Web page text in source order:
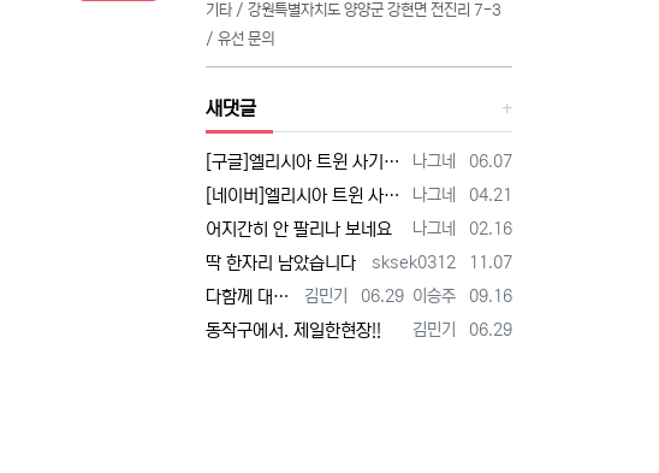
기타 / 강원특별자치도 양양군 강현면 전진리 7-3
/ 유선 문의
새댓글
등록자
나그네 등록일
06.07
[구글]엘리시아 트윈 사기 - 검색
등록자
나그네 등록일
04.21
[네이버]엘리시아 트윈 사기 - 검색
등록자
나그네 등록일
02.16
어지간히 안 팔리나 보네요
등록자
sksek0312 등록일
11.07
딱 한자리 남았습니다
등록자
이승주 등록일
09.16
등록자
김민기 등록일
06.29
다함께 대박납니다.
등록자
김민기 등록일
06.29
동작구에서. 제일한현장!!